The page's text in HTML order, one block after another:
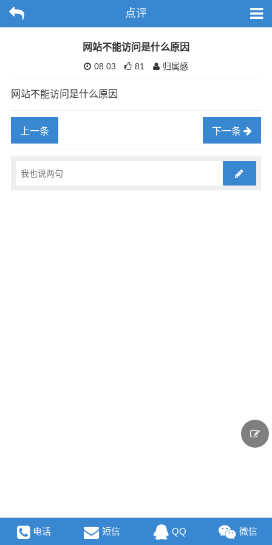
点评
网站不能访问是什么原因
08.03 81 归属感
网站不能访问是什么原因
上一条 下一条
电话 短信 QQ 微信